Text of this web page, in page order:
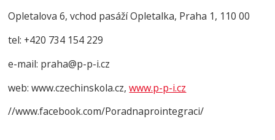
Opletalova 6, vchod pasáží Opletalka, Praha 1, 110 00
tel: +420 734 154 229
e-mail: praha@p-p-i.cz
web: www.czechinskola.cz,www.p-p-i.cz
//www.facebook.com/Poradnaprointegraci/